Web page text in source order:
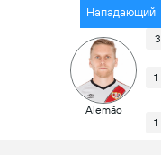
Нападающий
Alemão
3
1
1